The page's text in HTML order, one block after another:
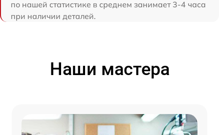
по нашей статистике в среднем занимает 3-4 часа
при наличии деталей.
Наши мастера